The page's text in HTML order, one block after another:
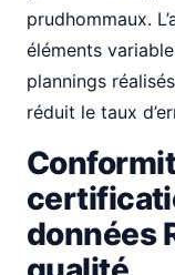
prudhommaux.
éléments
plannings
réduit le taux
données